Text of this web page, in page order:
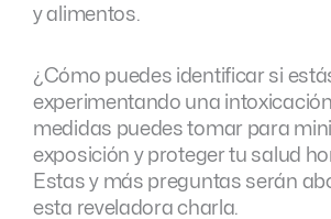
y alimentos.
¿Cómo puedes identificar si
experimentando una
medidas puedes tomar para
exposición y proteger tu salud
Estas y más preguntas serán
esta reveladora charla.